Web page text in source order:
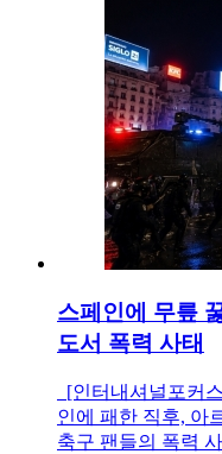
스페인에 무릎
도서 폭력 사태
[인터내셔널포커
인에 패한 직후, 아
축구 팬들의 폭력